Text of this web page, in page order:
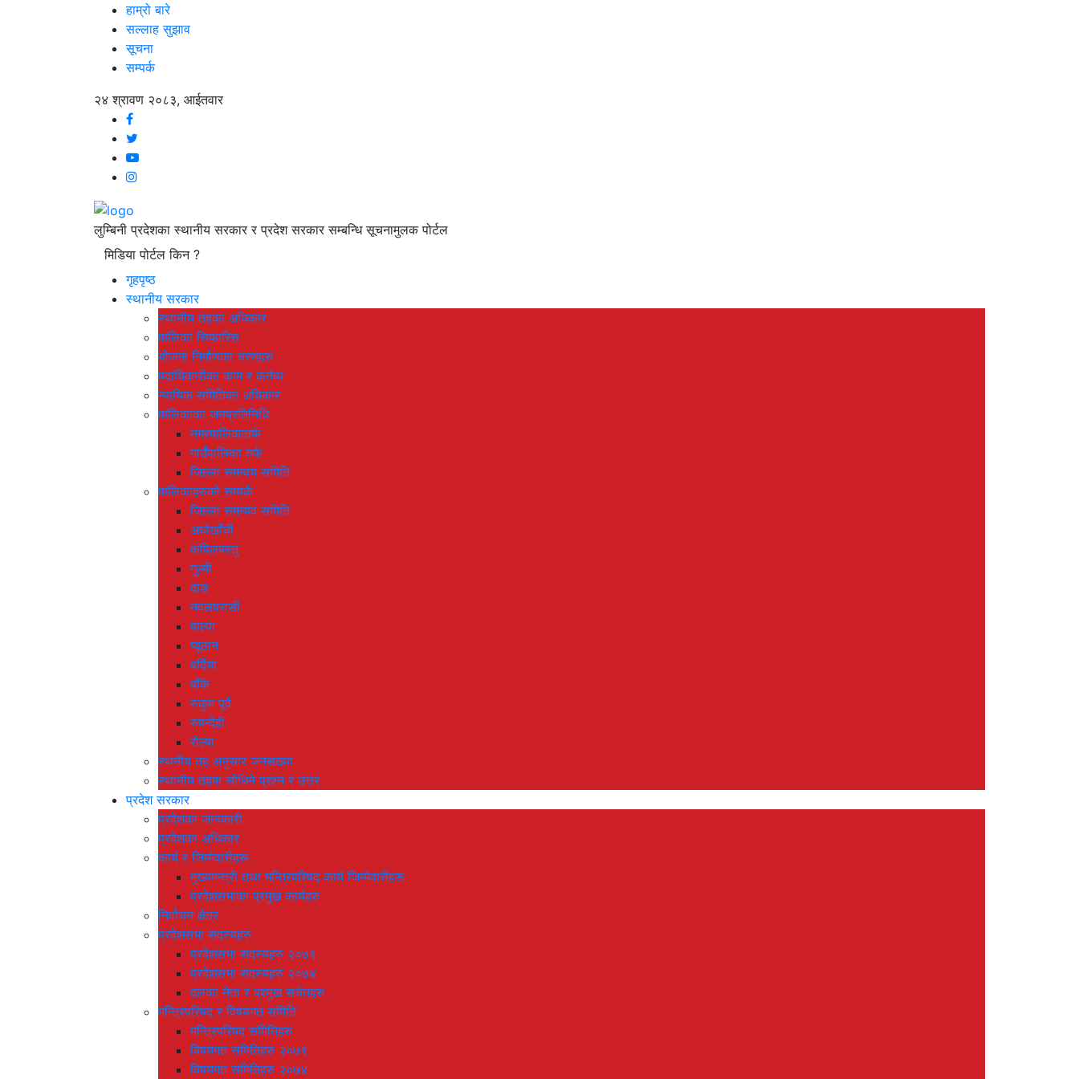
हाम्रो बारे
सल्लाह सुझाव
सूचना
सम्पर्क
२४ श्रावण २०८३, आईतवार
लुम्बिनी प्रदेशका स्थानीय सरकार र प्रदेश सरकार सम्बन्धि सूचनामुलक पोर्टल
मिडिया पोर्टल किन ?
गृहपृष्ठ
स्थानीय सरकार
स्थानीय तहका अधिकार
पालिका सिफारिस
योजना निर्माणका चरणहरु
पदाधिकारीका काम र कर्तव्य
न्यायिक समितिका अधिकार
पालिकाका जनप्रतिनिधि
नगरपालिकातर्फ
गाउँपालिका तर्फ
जिल्ला समन्वय समिति
पालिकाहरुको सम्पर्क
जिल्ला समन्यव समिति
अर्घाखाँची
कपिलबस्तु
गुल्मी
दाङ
नवलपरासी
पाल्पा
प्यूठान
बर्दिया
बाँके
रुकुम पूर्व
रुपन्देही
रोल्पा
स्थनीय तह अनुसार जनसंख्या
स्थानीय तहमा सोधिने प्रश्न र उत्तर
प्रदेश सरकार
प्रदेशका जानकारी
प्रदेशका अधिकार
कार्य र जिम्मेवारीहरू
मुख्यमन्त्री तथा मन्त्रिपरिषद कार्य जिम्मेवारीहरू
प्रदेशसभाका प्रमुख कार्यहरु
निर्वाचन क्षेत्र
प्रदेशसभा सदस्यहरु
प्रदेशसभा सदस्यहरु २०७९
प्रदेशसभा सदस्यहरु २०७४
दलका नेता र प्रमुख सचेतहरु
मन्त्रिपरिषद र विषयगत समिति
मन्त्रिपरिषद समितिहरु
बिषयगत समितिहरु २०७९
विषयगत समितिहरु २०७४